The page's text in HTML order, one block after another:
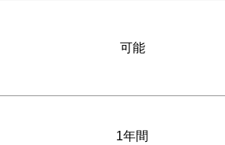
可能
1年間